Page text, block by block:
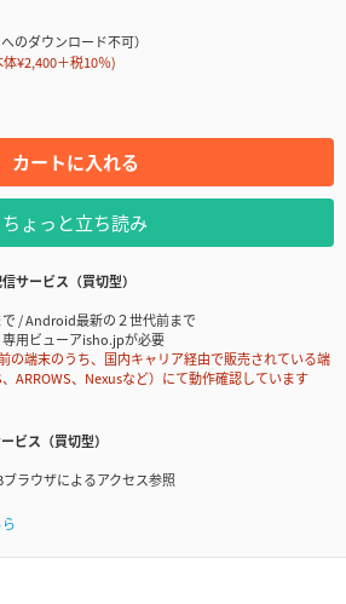
のダウンロード不可）
体¥2,400＋税10％)
カートに入れる
ちょっと立ち読み
サービス（買切型）
/ Android最新の２世代前まで
用ビューアisho.jpが必要
端末のうち、国内キャリア経由で販売されている端
ARROWS、Nexusなど）にて動作確認しています
ビス（買切型）
ラウザによるアクセス参照